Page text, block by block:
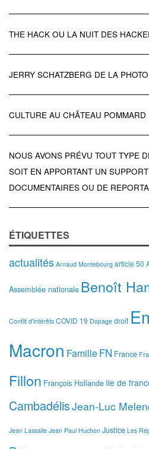
THE HACK OU LA NUIT DES
JERRY SCHATZBERG DE LA
CULTURE AU CHÂTEAU POMMARD
NOUS AVONS PRÉVU TOUT TYPE
SOIT EN APPORTANT UN
DOCUMENTAIRES OU DE
ÉTIQUETTES
actualités Arnaud Montebourg article 50
Assemblée nationale Benoît
Conflit d'intérêts COVID 19 Dopage droit
Macron FamilleFN France
Fillon François Hollande Ile de
CambadélisJean-Luc
Jean Lassalle Jean Paul Huchon Justice Les